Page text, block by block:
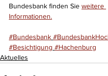
Bundesbank finden Sie weitere
Informationen.
#Bundesbank
#Besichtigung #Hachenburg
Aktuelles